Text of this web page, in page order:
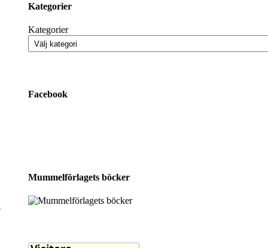
Kategorier
Kategorier
Facebook
Mummelförlagets böcker